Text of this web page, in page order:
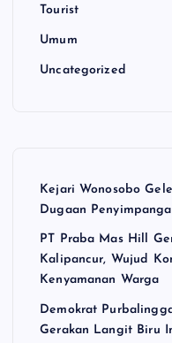
Tourist
Umum
Uncategorized
Kejari Wonosobo
Dugaan
PT Praba Mas Hill
Kalipancur, Wujud
Kenyamanan Warga
Demokrat
Gerakan Langit Biru